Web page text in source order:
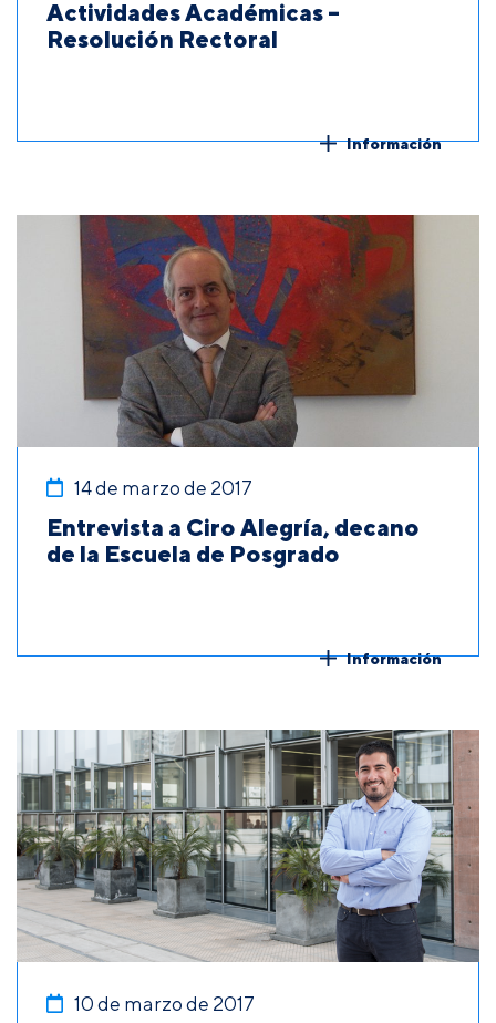
Actividades Académicas –
Resolución Rectoral
Información
14 de marzo de 2017
Entrevista a Ciro Alegría, decano
de la Escuela de Posgrado
Información
10 de marzo de 2017